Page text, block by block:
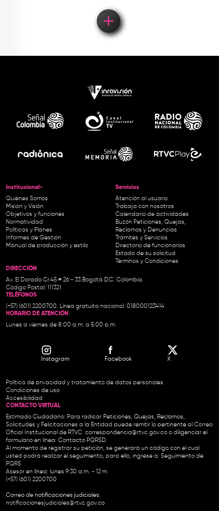
Institucional-
Quiénes Somos
Misión y Visión
Objetivos y funciones
Normatividad
Políticas y Planes
Informes de Gestión
Manual de producción y estilo
Servicios
Atención al usuario
Trabaja con nosotros
Calendario de actividades
Buzón Peticiones, Quejas,
Reclamos y Denuncias
Trámites y Servicios
Directorio de funcionarios
Estado de su solicitud
Términos y Condiciones
DIRECCIÓN
Av. El Dorado Cr.45 # 26 - 33 Bogotá D.C. Colombia.
Código Postal: 111321
TELÉFONOS
(+57) (601) 2200700. Línea gratuita nacional: 018000123414
HORARIO DE ATENCIÓN
Lunes a viernes de 8:00 a.m. a 5:00 p.m.
Instagram Facebook X
Política de privacidad y tratamiento de datos personales
Condiciones de uso
Accesibilidad
CONTACTO VIRTUAL
Estimado Ciudadano: Para radicar Peticiones, Quejas, Reclamos,
Solicitudes y Felicitaciones a la Entidad puede remitir lo pertinente al Correo
Oficial Institucional de RTVC correspondencia@rtvc.gov.co o diligenciar el
formulario en línea: Contacto PQRSD.
Al momento de registrar su petición, se generará un código con el cual
usted podrá realizar el seguimiento, para ello, ingrese a: Seguimiento de
PQRS
Asesor en línea: lunes 9:30 a.m. - 12 m.
(+57) (601) 2200700
Correo de notificaciones judiciales:
notificacionesjudiciales@rtvc.gov.co